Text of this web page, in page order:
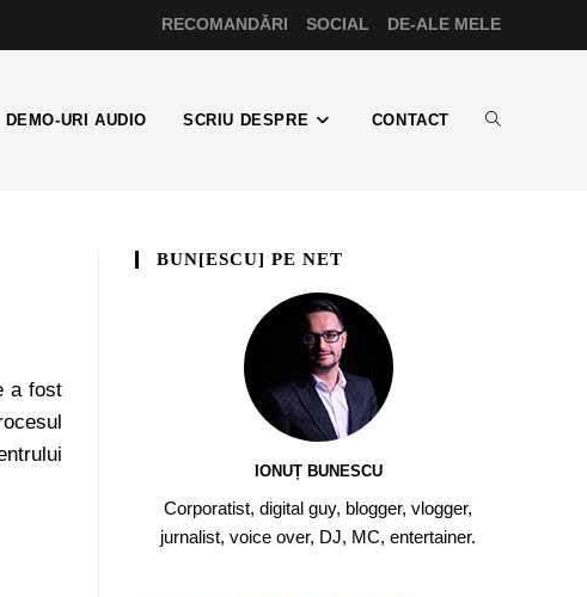
RECOMANDĂRI SOCIAL DE-ALE MELE
DEMO-URI AUDIO SCRIU DESPRE CONTACT
a fost
BUN[ESCU] PE NET
IONUȚ BUNESCU
Corporatist, digital guy, blogger, vlogger,
jurnalist, voice over, DJ, MC, entertainer.